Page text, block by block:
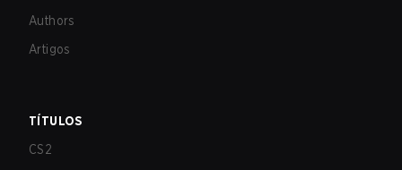
Authors
Artigos
TÍTULOS
CS2